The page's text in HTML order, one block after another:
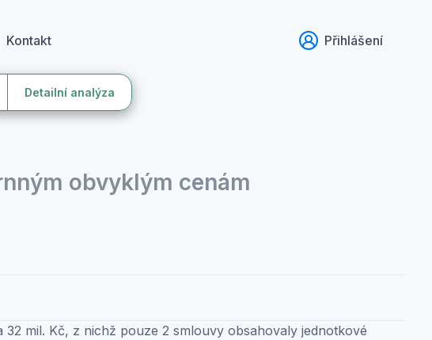
Přihlášení
Kontakt
Detailní analýza
obvyklým cenám
32 mil. Kč, z nichž pouze 2 smlouvy obsahovaly jednotkové